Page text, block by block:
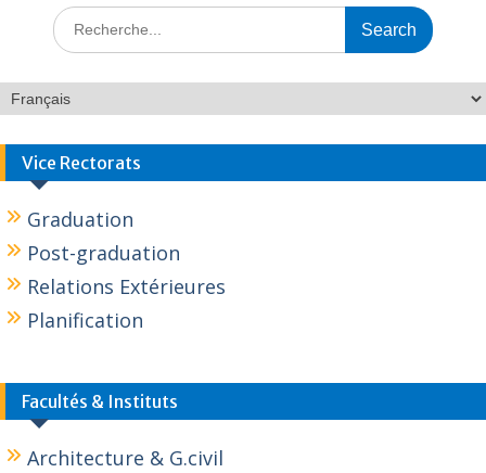
Vice Rectorats
Graduation
Post-graduation
Relations Extérieures
Planification
Facultés & Instituts
Architecture & G.civil